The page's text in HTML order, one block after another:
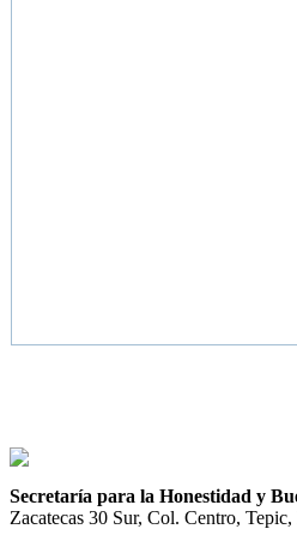
Secretaría para la Honestidad y
Zacatecas 30 Sur, Col. Centro,